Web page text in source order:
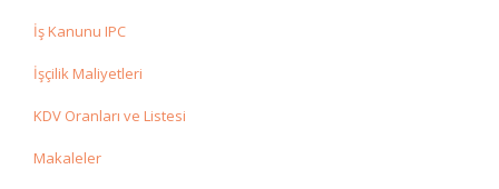
İş Kanunu IPC
İşçilik Maliyetleri
KDV Oranları ve Listesi
Makaleler